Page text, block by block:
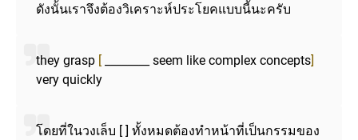
ดังนั้นเราจึงต้องวิเคราะห์ประโยคแบบนี้นะครับ
they grasp [________ seem like complex concepts]
very quickly
โดยที่ในวงเล็บ [ ] ทั้งหมดต้องทำหน้าที่เป็นกรรมของ